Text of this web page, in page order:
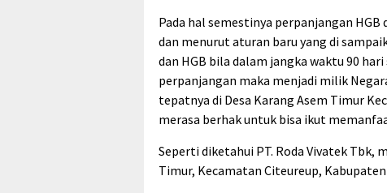
Pada hal semestinya perpanjangan
dan menurut aturan baru yang di
dan HGB bila dalam jangka waktu 90
perpanjangan maka menjadi milik
tepatnya di Desa Karang Asem Timur
merasa berhak untuk bisa ikut
Seperti diketahui PT. Roda Vivatek Tbk,
Timur, Kecamatan Citeureup,